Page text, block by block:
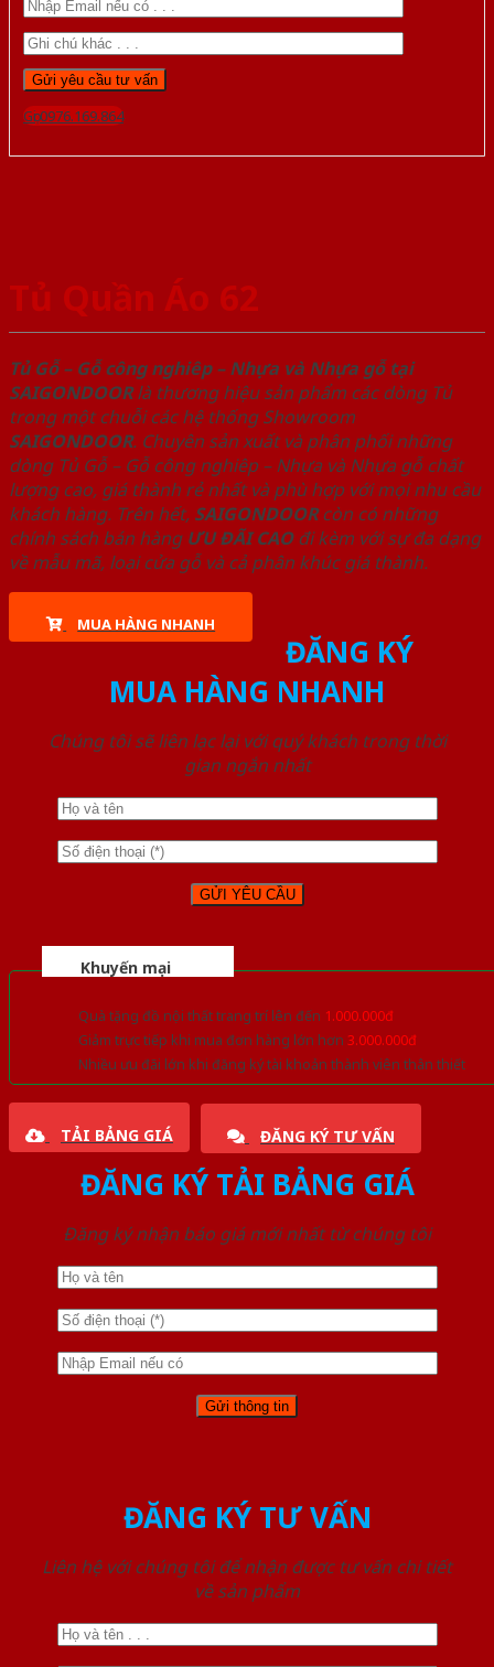
Gọi 0976.169.864
Tủ Quần Áo 62
Tủ Gỗ – Gỗ công nghiêp – Nhựa và Nhựa gỗ tại
SAIGONDOORlà thương hiệu sản phẩm các dòng Tủ
trong một chuỗi các hệ thống Showroom
SAIGONDOOR. Chuyên sản xuất và phân phối những
dòng Tủ Gỗ – Gỗ công nghiêp – Nhựa và Nhựa gỗ chất
lượng cao, giá thành rẻ nhất và phù hợp với mọi nhu cầu
khách hàng. Trên hết, SAIGONDOORcòn có những
chính sách bán hàng ƯU ĐÃI CAOđi kèm với sự đa dạng
về mẫu mã, loại cửa gỗ và cả phân khúc giá thành.
MUA HÀNG NHANH
ĐĂNG KÝ
MUA HÀNG NHANH
Chúng tôi sẽ liên lạc lại với quý khách trong thời
gian ngắn nhất
Khuyến mại
Quà tặng đồ nội thất trang trí lên đến 1.000.000đ
Giảm trực tiếp khi mua đơn hàng lớn hơn 3.000.000đ
Nhiều ưu đãi lớn khi đăng ký tài khoản thành viên thân thiết
TẢI BẢNG GIÁ ĐĂNG KÝ TƯ VẤN
ĐĂNG KÝ TẢI BẢNG GIÁ
Đăng ký nhận báo giá mới nhất từ chúng tôi
ĐĂNG KÝ TƯ VẤN
Liên hệ với chúng tôi để nhận được tư vấn chi tiết
về sản phẩm